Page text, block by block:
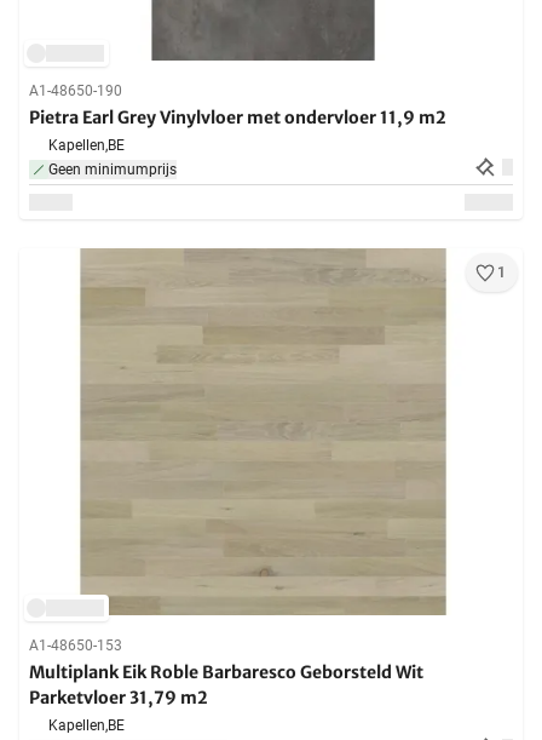
A1-48650-190
Pietra Earl Grey Vinylvloer met ondervloer 11,9 m2
Kapellen,BE
Geen minimumprijs
1
A1-48650-153
Multiplank Eik Roble Barbaresco Geborsteld Wit
Parketvloer 31,79 m2
Kapellen,BE